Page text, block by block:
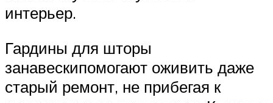
интерьер.
Гардины для шторы
занавескипомогают оживить даже
старый ремонт, не прибегая к